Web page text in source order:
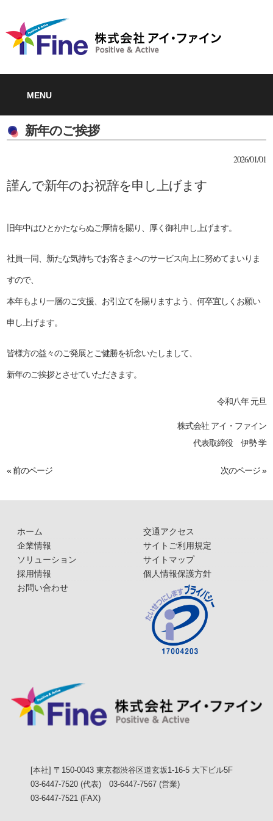
MENU
新年のご挨拶
2026/01/01
謹んで新年のお祝辞を申し上げます
旧年中はひとかたならぬご厚情を賜り、厚く御礼申し上げます。
社員一同、新たな気持ちでお客さまへのサービス向上に努めてまいりま
すので、
本年もより一層のご支援、お引立てを賜りますよう、何卒宜しくお願い
申し上げます。
皆様方の益々のご発展とご健勝を祈念いたしまして、
新年のご挨拶とさせていただきます。
令和八年 元旦
株式会社 アイ・ファイン
代表取締役 伊勢 学
« 前のページ 次のページ »
ホーム
企業情報
ソリューション
採用情報
お問い合わせ
交通アクセス
サイトご利用規定
サイトマップ
個人情報保護方針
[本社] 〒150-0043 東京都渋谷区道玄坂1-16-5 大下ビル5F
03-6447-7520 (代表) 03-6447-7567 (営業)
03-6447-7521 (FAX)